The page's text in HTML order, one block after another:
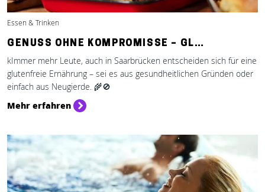
Essen & Trinken
GENUSS OHNE KOMPROMISSE – GL…
kImmer mehr Leute, auch in Saarbrücken entscheiden sich für eine
glutenfreie Ernährung – sei es aus gesundheitlichen Gründen oder
einfach aus Neugierde. 🌾🚫
Mehr erfahren